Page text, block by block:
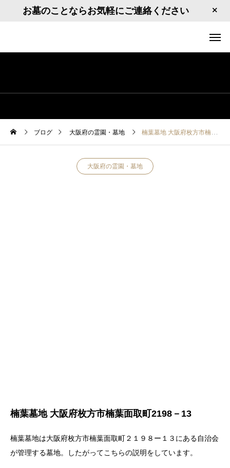
お墓のことならお気軽にご連絡ください
ブログ 大阪府の霊園・墓地 楠葉墓地 大阪府枚方市楠葉面取町2198－13
大阪府の霊園・墓地
楠葉墓地 大阪府枚方市楠葉面取町2198－13
楠葉墓地は大阪府枚方市楠葉面取町２１９８ー１３にある自治会
が管理する墓地。したがってこちらの説明をしています。